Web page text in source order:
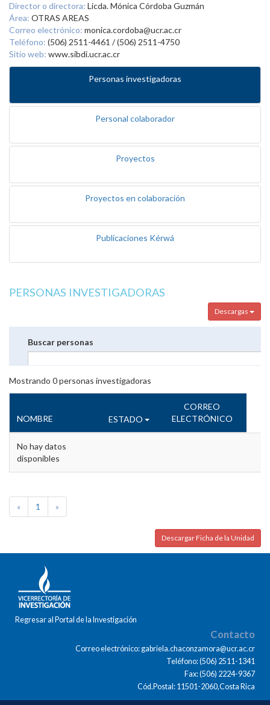
Director o directora: Licda. Mónica Córdoba Guzmán
Área: OTRAS AREAS
Correo electrónico: monica.cordoba@ucr.ac.cr
Teléfono: (506) 2511-4461 / (506) 2511-4750
Sitio web: www.sibdi.ucr.ac.cr
Personas investigadoras
Personal colaborador
Proyectos
Proyectos en colaboración
Publicaciones Kérwá
PERSONAS INVESTIGADORAS
Descargas
Buscar personas
Mostrando 0personas investigadoras
NOMBRE ESTADO
CORREO
ELECTRÓNICO
No hay datos
disponibles
« 1 »
Descargar Ficha de la Unidad
Regresar al Portal de la Investigación
Contacto
Correo electrónico: gabriela.chaconzamora@ucr.ac.cr
Teléfono: (506) 2511-1341
Fax: (506) 2224-9367
Cód.Postal: 11501-2060,Costa Rica